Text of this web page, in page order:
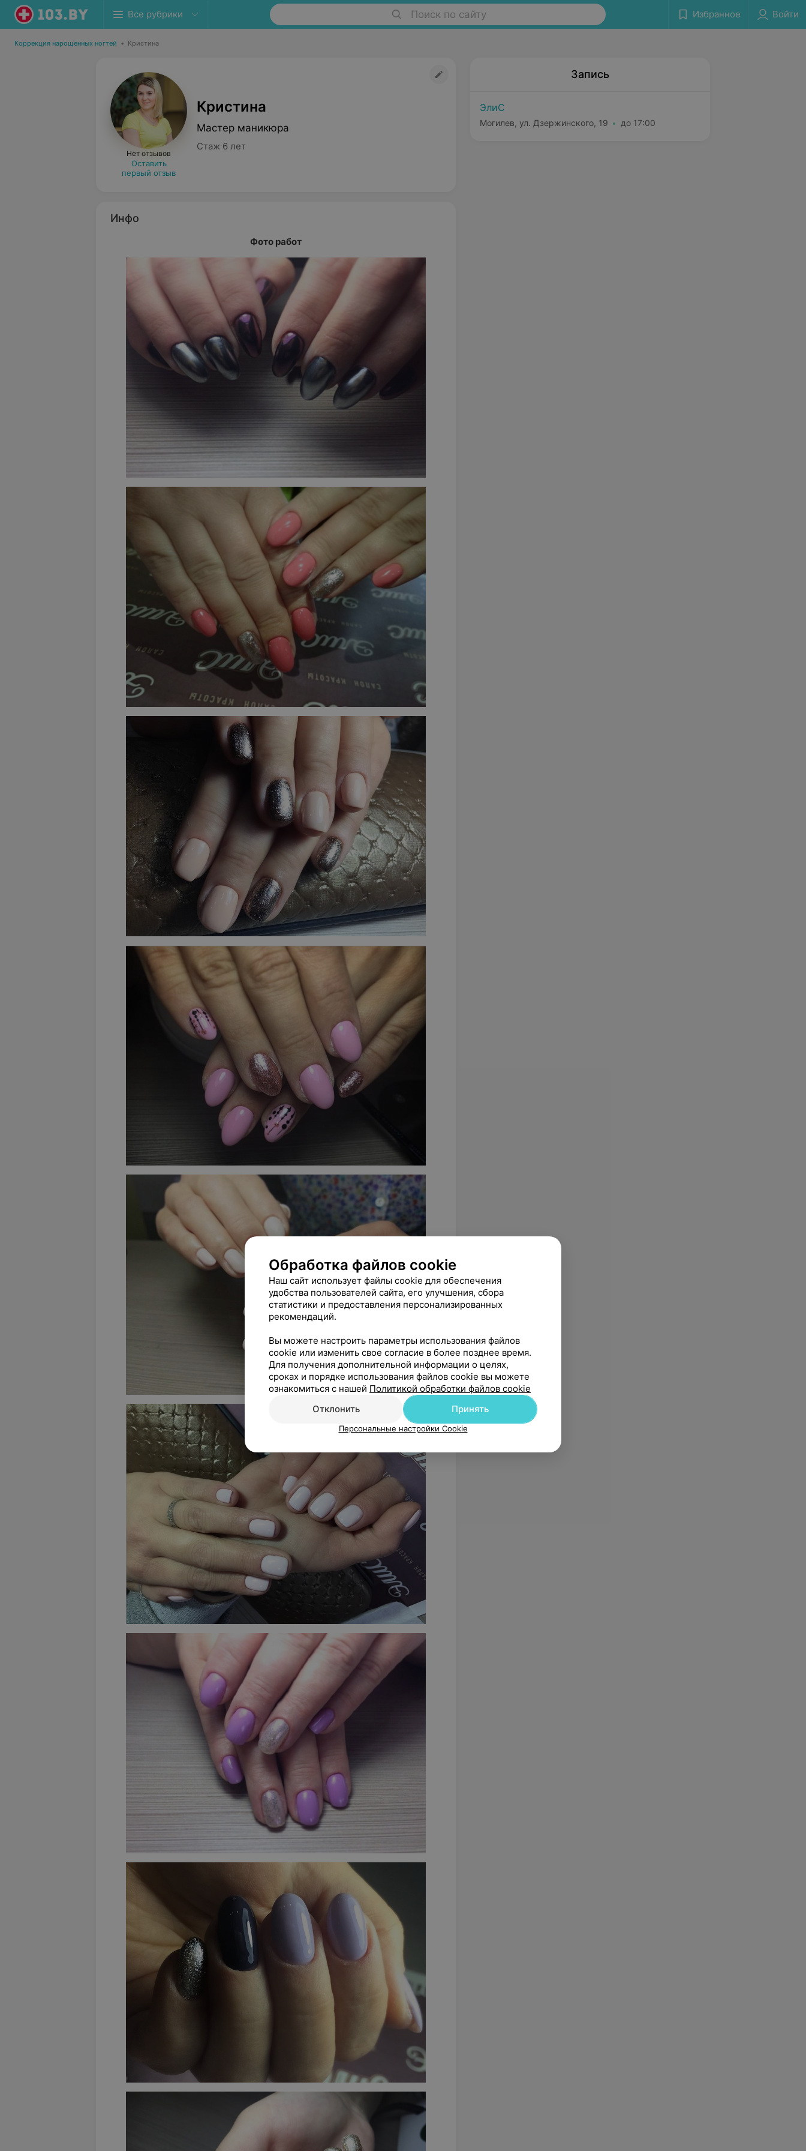
Все рубрики Поиск по сайту Избранное Войти
Коррекция нарощенных ногтей • Кристина
Нет отзывов
Оставить
первый отзыв
Кристина
Мастер маникюра
Стаж 6 лет
Инфо
Фото работ
Запись
ЭлиС
Могилев, ул. Дзержинского, 19 до 17:00
Обработка файлов cookie
Наш сайт использует файлы cookie для обеспечения
удобства пользователей сайта, его улучшения, сбора
статистики и предоставления персонализированных
рекомендаций.
Вы можете настроить параметры использования файлов
cookie или изменить свое согласие в более позднее время.
Для получения дополнительной информации о целях,
сроках и порядке использования файлов cookie вы можете
ознакомиться с нашей Политикой обработки файлов cookie
Отклонить
Принять
Персональные настройки Cookie